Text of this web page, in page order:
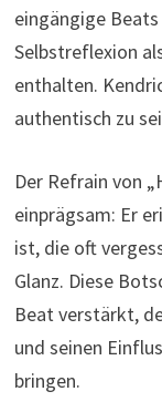
eingängige
Selbstreflexion
enthalten.
authentisch zu
Der Refrain von
einprägsam: Er
ist, die oft
Glanz. Diese
Beat verstärkt,
und seinen
bringen.